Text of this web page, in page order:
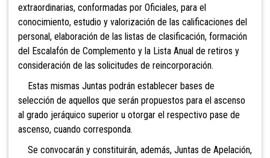
extraordinarias, conformadas por Oficiales, para el
conocimiento, estudio y valorización de las calificaciones del
personal, elaboración de las listas de clasificación, formación
del Escalafón de Complemento y la Lista Anual de retiros y
consideración de las solicitudes de reincorporación.
Estas mismas Juntas podrán establecer bases de
selección de aquellos que serán propuestos para el ascenso
al grado jeráquico superior u otorgar el respectivo pase de
ascenso, cuando corresponda.
Se convocarán y constituirán, además, Juntas de Apelación,